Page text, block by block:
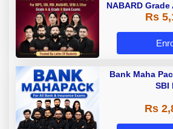
NABARD Grade
A & Grade
Rs
Bank Maha
SBI
Rs